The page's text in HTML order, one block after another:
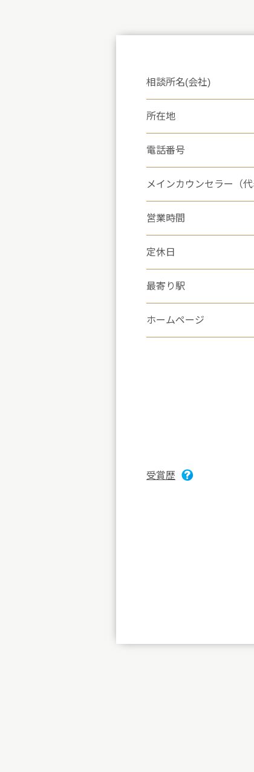
相談所名(会社)
所在地
電話番号
メインカウンセラー（代
営業時間
定休日
最寄り駅
ホームページ
受賞歴